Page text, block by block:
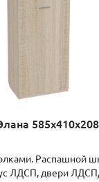
Распашной
ЛДСП, двери